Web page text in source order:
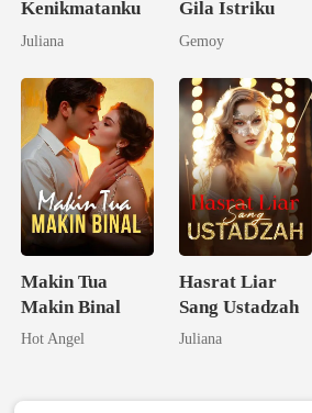
Kenikmatanku
Juliana
Gila Istriku
Gemoy
Makin Tua
Makin Binal
Hot Angel
Hasrat Liar
Sang Ustadzah
Juliana